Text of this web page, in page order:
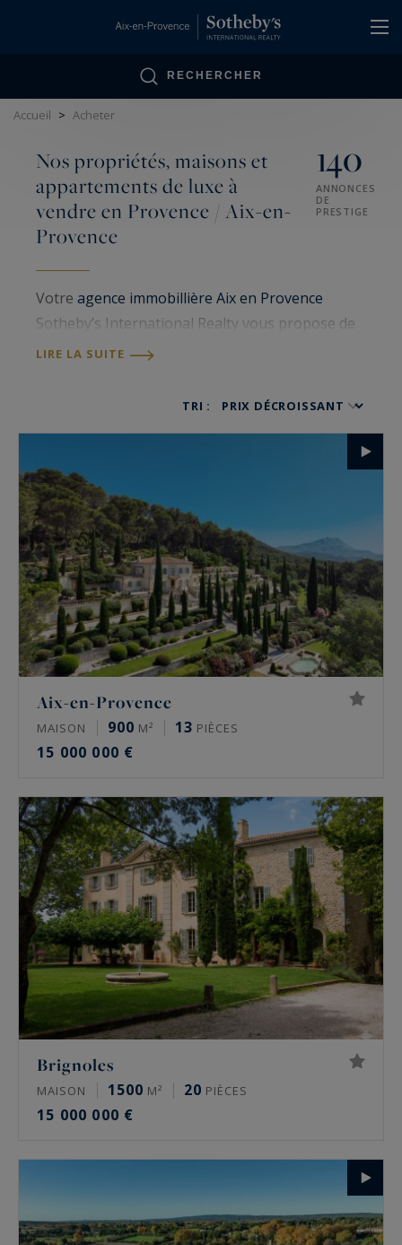
RECHERCHER
Accueil > Acheter
Nos propriétés, maisons et
appartements de luxe à
vendre en Provence / Aix-en-
Provence
140
ANNONCES
DE
PRESTIGE
Votre agence immobillière Aix en Provence
Sotheby’s International Realty vous propose de
nombreux biens immobiliers de luxe à Aix en
vente de propriétés, maisons et appartements
d’achat.
Propriétés de charme, manoir, appartement
spacieux… Quels que soient vos besoins, nous
trouvons le bien qui correspond à vos attentes.
LIRE LA SUITE
TRI :
Aix-en-Provence
MAISON 900 M² 13 PIÈCES
15 000 000 €
Brignoles
MAISON 1500 M² 20 PIÈCES
15 000 000 €